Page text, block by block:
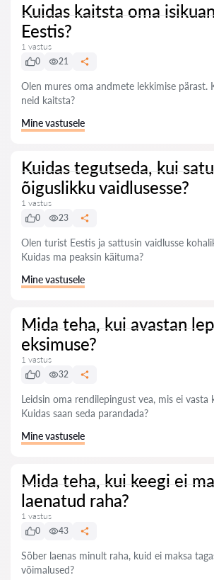
Kuidas kaitsta oma
Eestis?
1 vastus
0
21
Olen mures oma andmete lekkimise pärast.
neid kaitsta?
Mine vastusele
Kuidas tegutseda, kui
õiguslikku vaidlusesse?
1 vastus
0
23
Olen turist Eestis ja sattusin vaidlusse
Kuidas ma peaksin käituma?
Mine vastusele
Mida teha, kui avastan
eksimuse?
1 vastus
0
32
Leidsin oma rendilepingust vea, mis ei vasta
Kuidas saan seda parandada?
Mine vastusele
Mida teha, kui keegi ei
laenatud raha?
1 vastus
0
43
Sõber laenas minult raha, kuid ei maksa
võimalused?